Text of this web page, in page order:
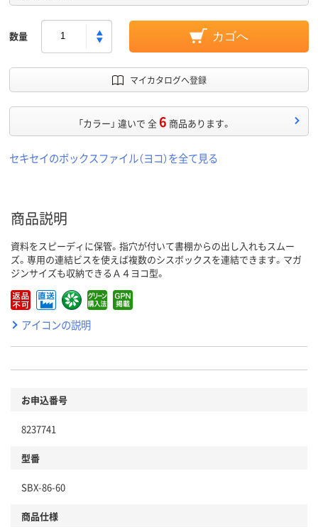
数量 カゴへ
マイカタログへ登録
「カラー」 違いで 全6 商品あります。
セキセイのボックスファイル（ヨコ）を全て見る
商品説明
資料をスピーディに保管。指穴が付いて書棚からの出し入れもスムー
ズ。専用の連結ビスを使えば複数のシスボックスを連結できます。マガ
ジンサイズも収納できるＡ４ヨコ型。
アイコンの説明
お申込番号
8237741
型番
SBX-86-60
商品仕様